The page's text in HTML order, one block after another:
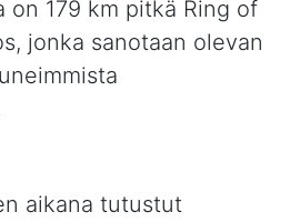
on 179 km pitkä Ring of
jonka sanotaan olevan
aikana tutustut